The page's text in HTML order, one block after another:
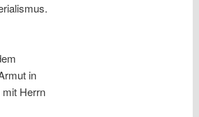
in
Herrn